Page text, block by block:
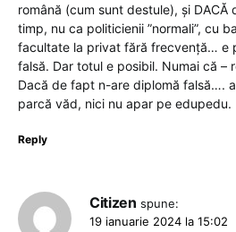
română (cum sunt destule), și DACĂ
timp, nu ca politicienii ”normali”, cu
facultate la privat fără frecvență… e
falsă. Dar totul e posibil. Numai că –
Dacă de fapt n-are diplomă falsă….
parcă văd, nici nu apar pe edupedu.
Reply
Citizen spune:
19 ianuarie 2024 la 15:02